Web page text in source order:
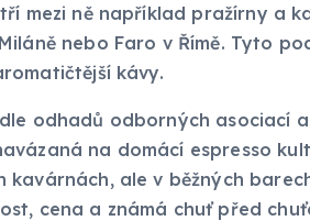
mezi ně například pražírny a
nebo Faro v Římě. Tyto
kávy.
odhadů odborných asociací
na domácí espresso
kavárnách, ale v běžných
cena a známá chuť před